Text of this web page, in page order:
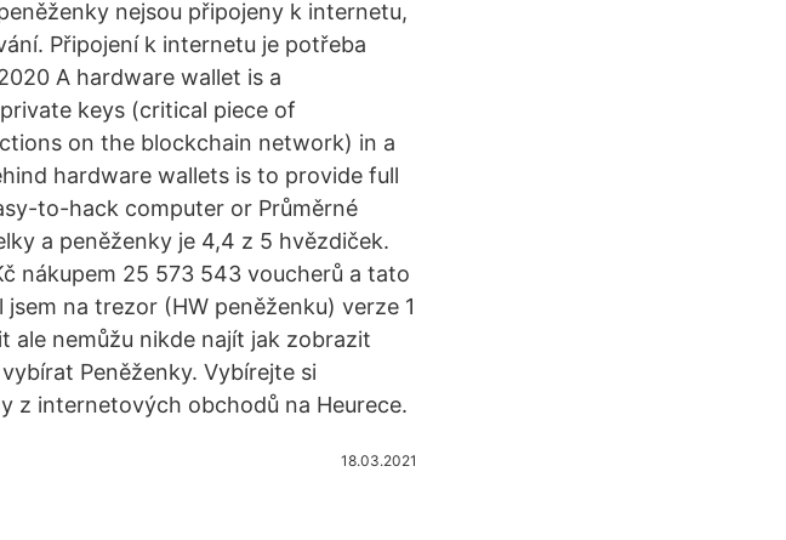
nejsou připojeny k internetu,
Připojení k internetu je potřeba
A hardware wallet is a
keys (critical piece of
on the blockchain network) in a
hardware wallets is to provide full
to-hack computer or Průměrné
a peněženky je 4,4 z 5 hvězdiček.
nákupem 25 573 543 voucherů a tato
na trezor (HW peněženku) verze 1
ale nemůžu nikde najít jak zobrazit
Peněženky. Vybírejte si
z internetových obchodů na Heurece.
18.03.2021